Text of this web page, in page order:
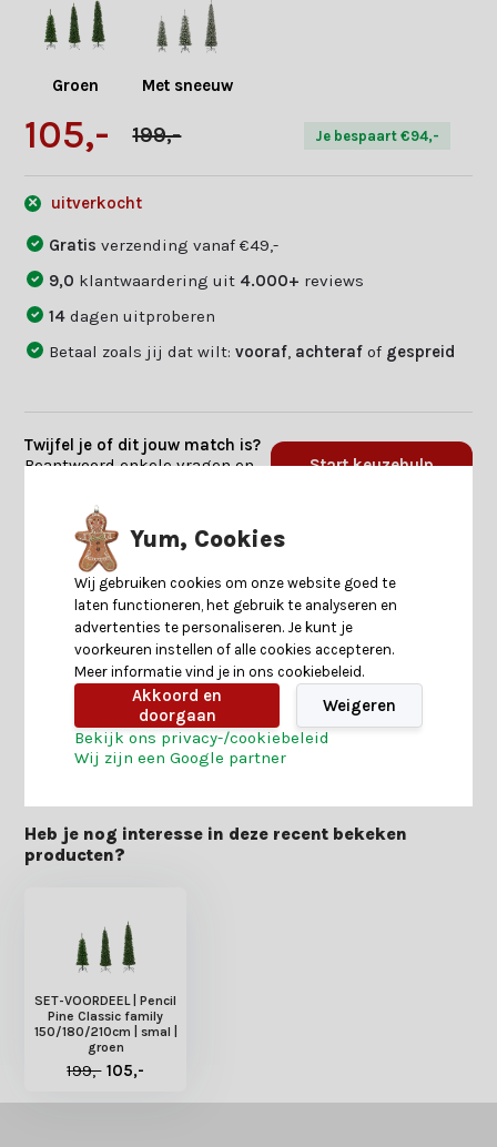
Groen Met sneeuw
105,- 199,- Je bespaart €94,-
uitverkocht
Gratisverzending vanaf €49,-
9,0 klantwaardering uit 4.000+ reviews
14dagen uitproberen
Betaal zoals jij dat wilt:vooraf achteraf of gespreid
Twijfel je of dit jouw match is?
Beantwoord enkele vragen en
Start keuzehulp
Productomschrijving
Specificaties
Reviews
Heb je nog interesse in deze recent bekeken
producten?
SET-VOORDEEL | Pencil
Pine Classic family
150/180/210cm | smal |
groen
199,- 105,-
Yum, Cookies
Wij gebruiken cookies om onze website goed te
laten functioneren, het gebruik te analyseren en
advertenties te personaliseren. Je kunt je
voorkeuren instellen of alle cookies accepteren.
Meer informatie vind je in ons cookiebeleid.
Akkoord en
doorgaan
Weigeren
Bekijk ons privacy-/cookiebeleid
Wij zijn een Google partner